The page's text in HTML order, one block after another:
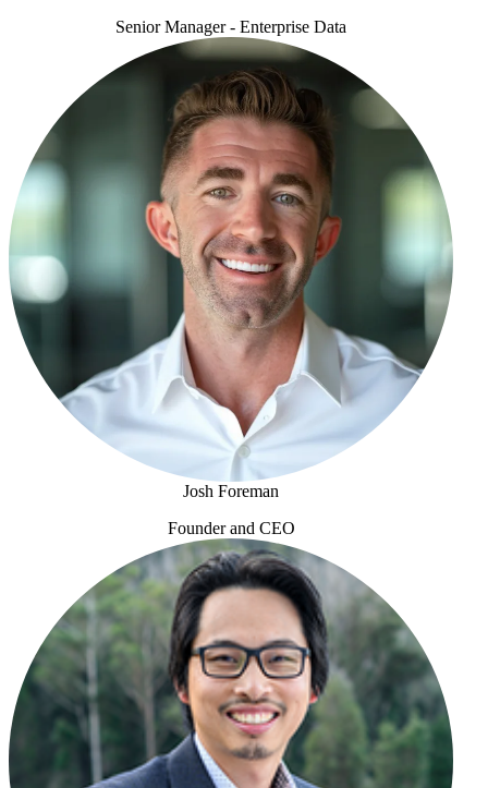
Senior Manager - Enterprise Data
Duhita Khadepau
Josh Foreman
Founder and CEO
Josh Foreman